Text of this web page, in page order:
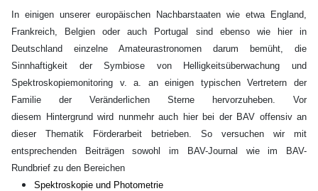
In einigen unserer europäischen Nachbarstaaten wie etwa England,
Frankreich, Belgien oder auch Portugal sind ebenso wie hier in
Deutschland einzelne Amateurastronomen darum bemüht, die
Sinnhaftigkeit der Symbiose von Helligkeitsüberwachung und
Spektroskopiemonitoring v. a. an einigen typischen Vertretern der
Familie der Veränderlichen Sterne hervorzuheben.
Vor
diesem Hintergrund wird nunmehr auch hier bei der BAV offensiv an
dieser Thematik Förderarbeit betrieben. So versuchen wir mit
entsprechenden Beiträgen sowohl im BAV-Journal wie im BAV-
Rundbrief zu den Bereichen
Spektroskopie und Photometrie